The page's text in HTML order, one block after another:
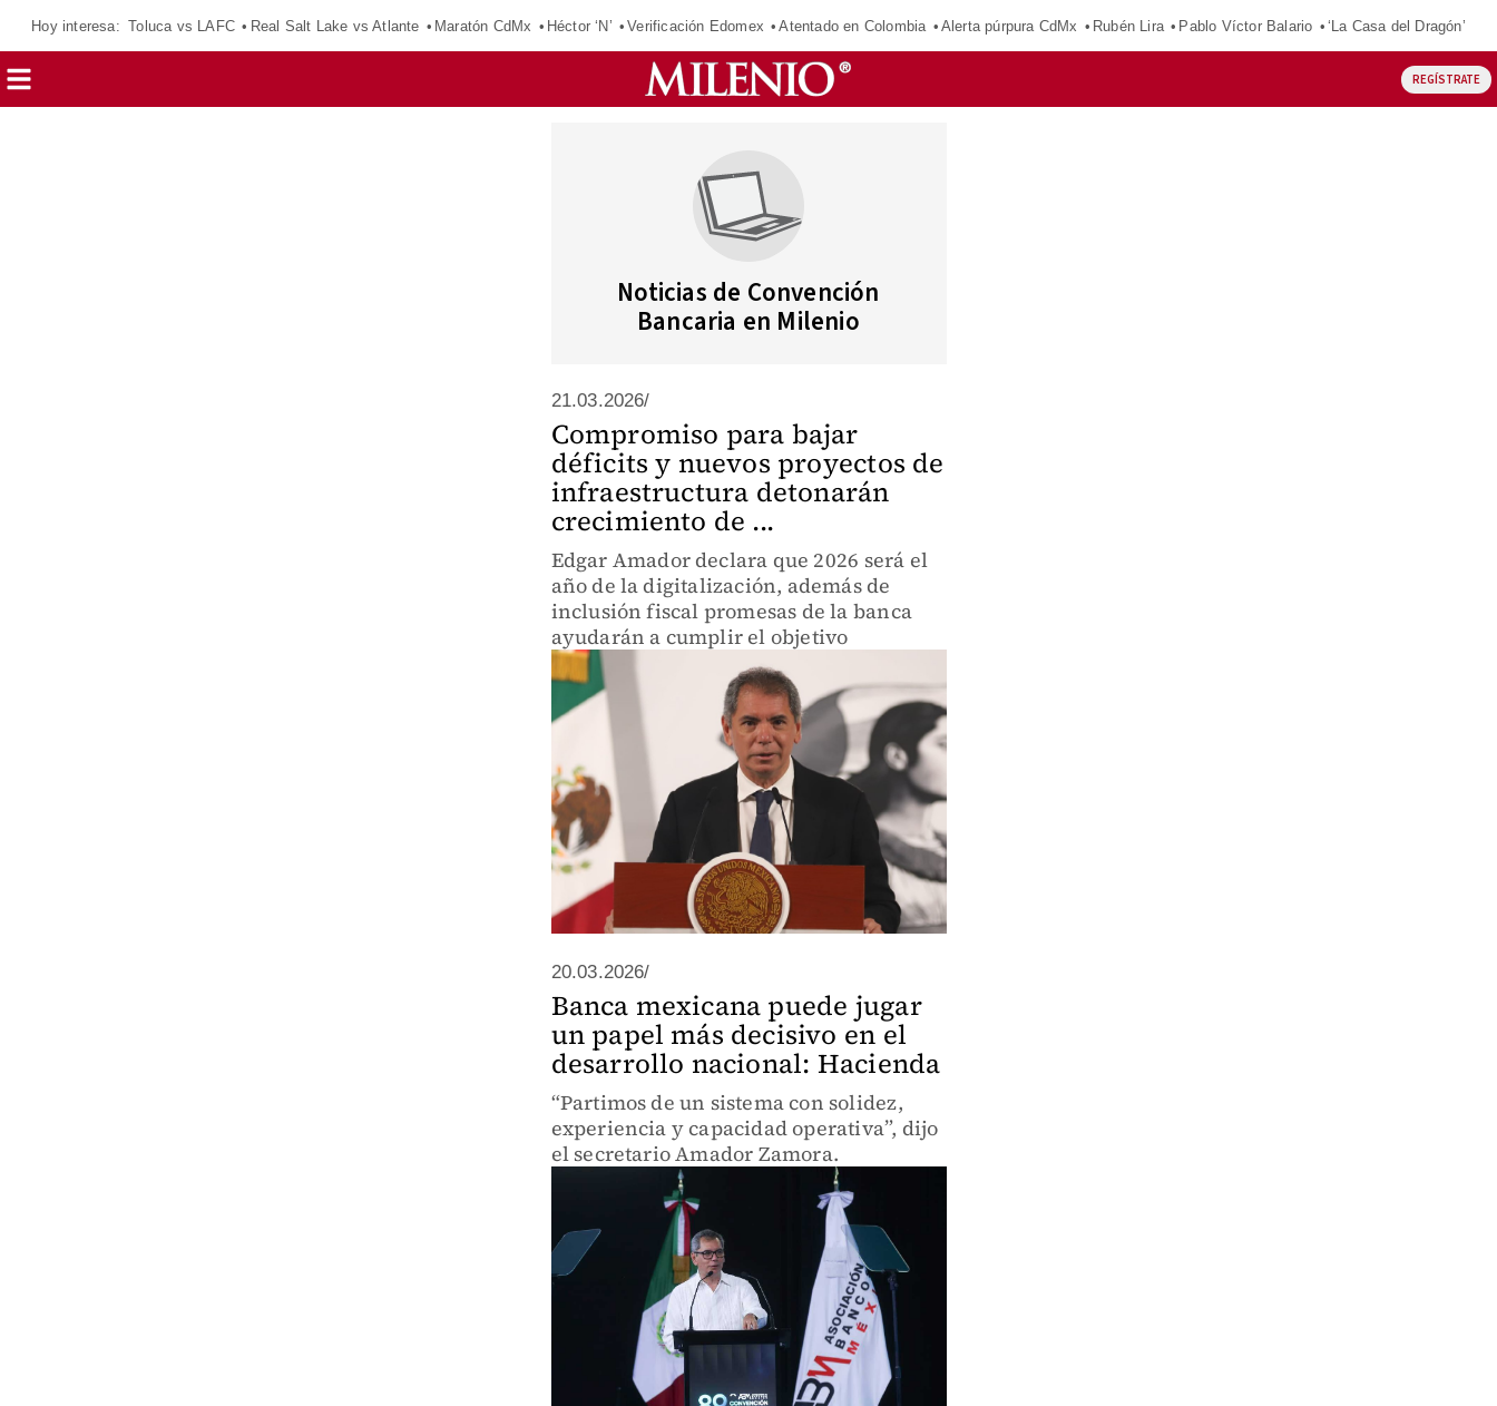
Hoy interesa: Toluca vs LAFC Real Salt Lake vs Atlante Maratón CdMx Héctor ‘N’ Verificación Edomex Atentado en Colombia Alerta púrpura CdMx Rubén Lira Pablo Víctor Balario ‘La Casa del Dragón’
REGÍSTRATE
Noticias de Convención
Bancaria en Milenio
21.03.2026/
Compromiso para bajar
déficits y nuevos proyectos de
infraestructura detonarán
crecimiento de ...
Edgar Amador declara que 2026 será el
año de la digitalización, además de
inclusión fiscal promesas de la banca
ayudarán a cumplir el objetivo
20.03.2026/
Banca mexicana puede jugar
un papel más decisivo en el
desarrollo nacional: Hacienda
“Partimos de un sistema con solidez,
experiencia y capacidad operativa”, dijo
el secretario Amador Zamora.